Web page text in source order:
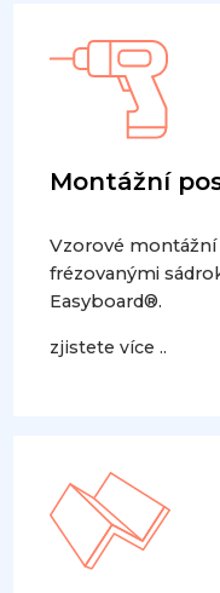
Montážní
Vzorové
frézovanými
Easyboard®.
zjistete více ..